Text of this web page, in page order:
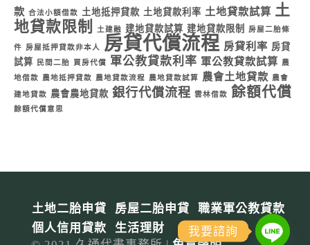
款 合法小額借款 土地抵押貸款 土地貸款利率 土地貸款試算 土
地貸款限制
土建融 建地貸款試算 建地貸款限制 房屋二胎條
件 房屋抵押貸款非本人 房貸代償流程 房貸利率 房貸
試算
民間二胎 買房代償 軍公教貸款利率 軍公教貸款試算
農
地借款
農地抵押貸款 農地貸款流程 農地貸款試算 農會土地貸款 農會
建地貸款 農會農地貸款 銀行代償流程 雲林借款 餘額代償
餘額代償意思
土地二胎申貸 房屋二胎申貸
職業軍公教貸款
個人信用貸款
生活理財
我要諮詢